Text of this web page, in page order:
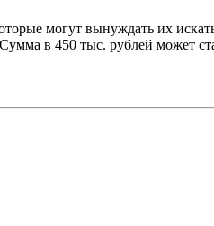
могут вынуждать их
в 450 тыс. рублей может